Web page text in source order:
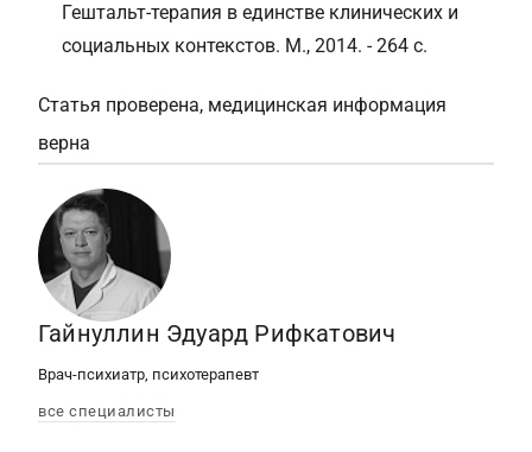
Гештальт-терапия в единстве клинических и
социальных контекстов. М., 2014. - 264 с.
Статья проверена, медицинская информация
верна
Гайнуллин Эдуард Рифкатович
Врач-психиатр, психотерапевт
все специалисты